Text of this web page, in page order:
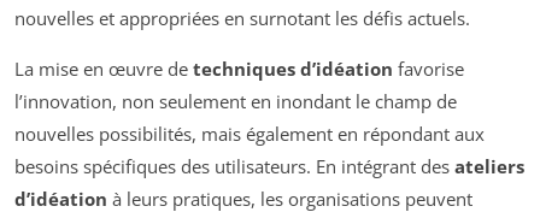
nouvelles et appropriées en surnotant les défis actuels.
La mise en œuvre de techniques d’idéation favorise
l’innovation, non seulement en inondant le champ de
nouvelles possibilités, mais également en répondant aux
besoins spécifiques des utilisateurs. En intégrant des ateliers
d’idéation à leurs pratiques, les organisations peuvent